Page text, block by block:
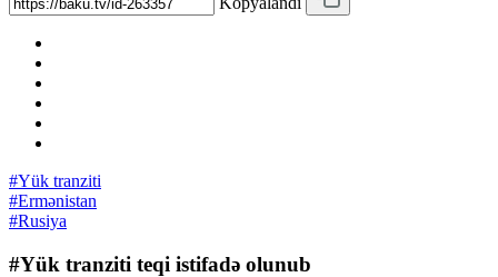
#Yük tranziti
#Ermənistan
#Rusiya
#Yük tranziti teqi istifadə olunub